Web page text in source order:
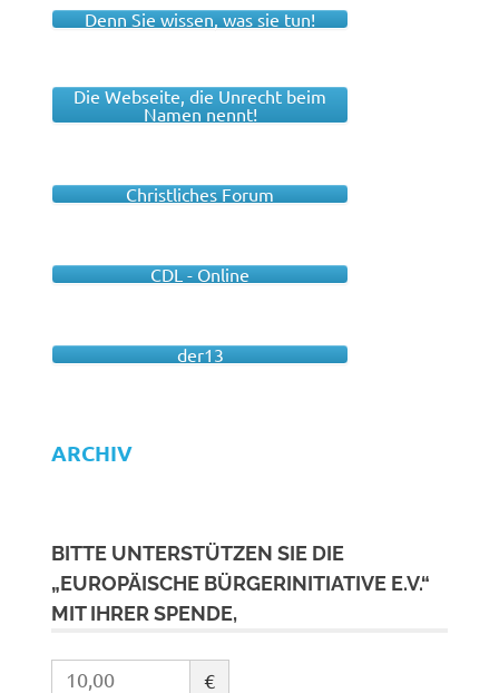
Denn Sie wissen, was sie tun!
Die Webseite, die Unrecht beim
Namen nennt!
Christliches Forum
CDL - Online
der13
ARCHIV
BITTE UNTERSTÜTZEN SIE DIE
„EUROPÄISCHE BÜRGERINITIATIVE E.V.“
MIT IHRER SPENDE,
€